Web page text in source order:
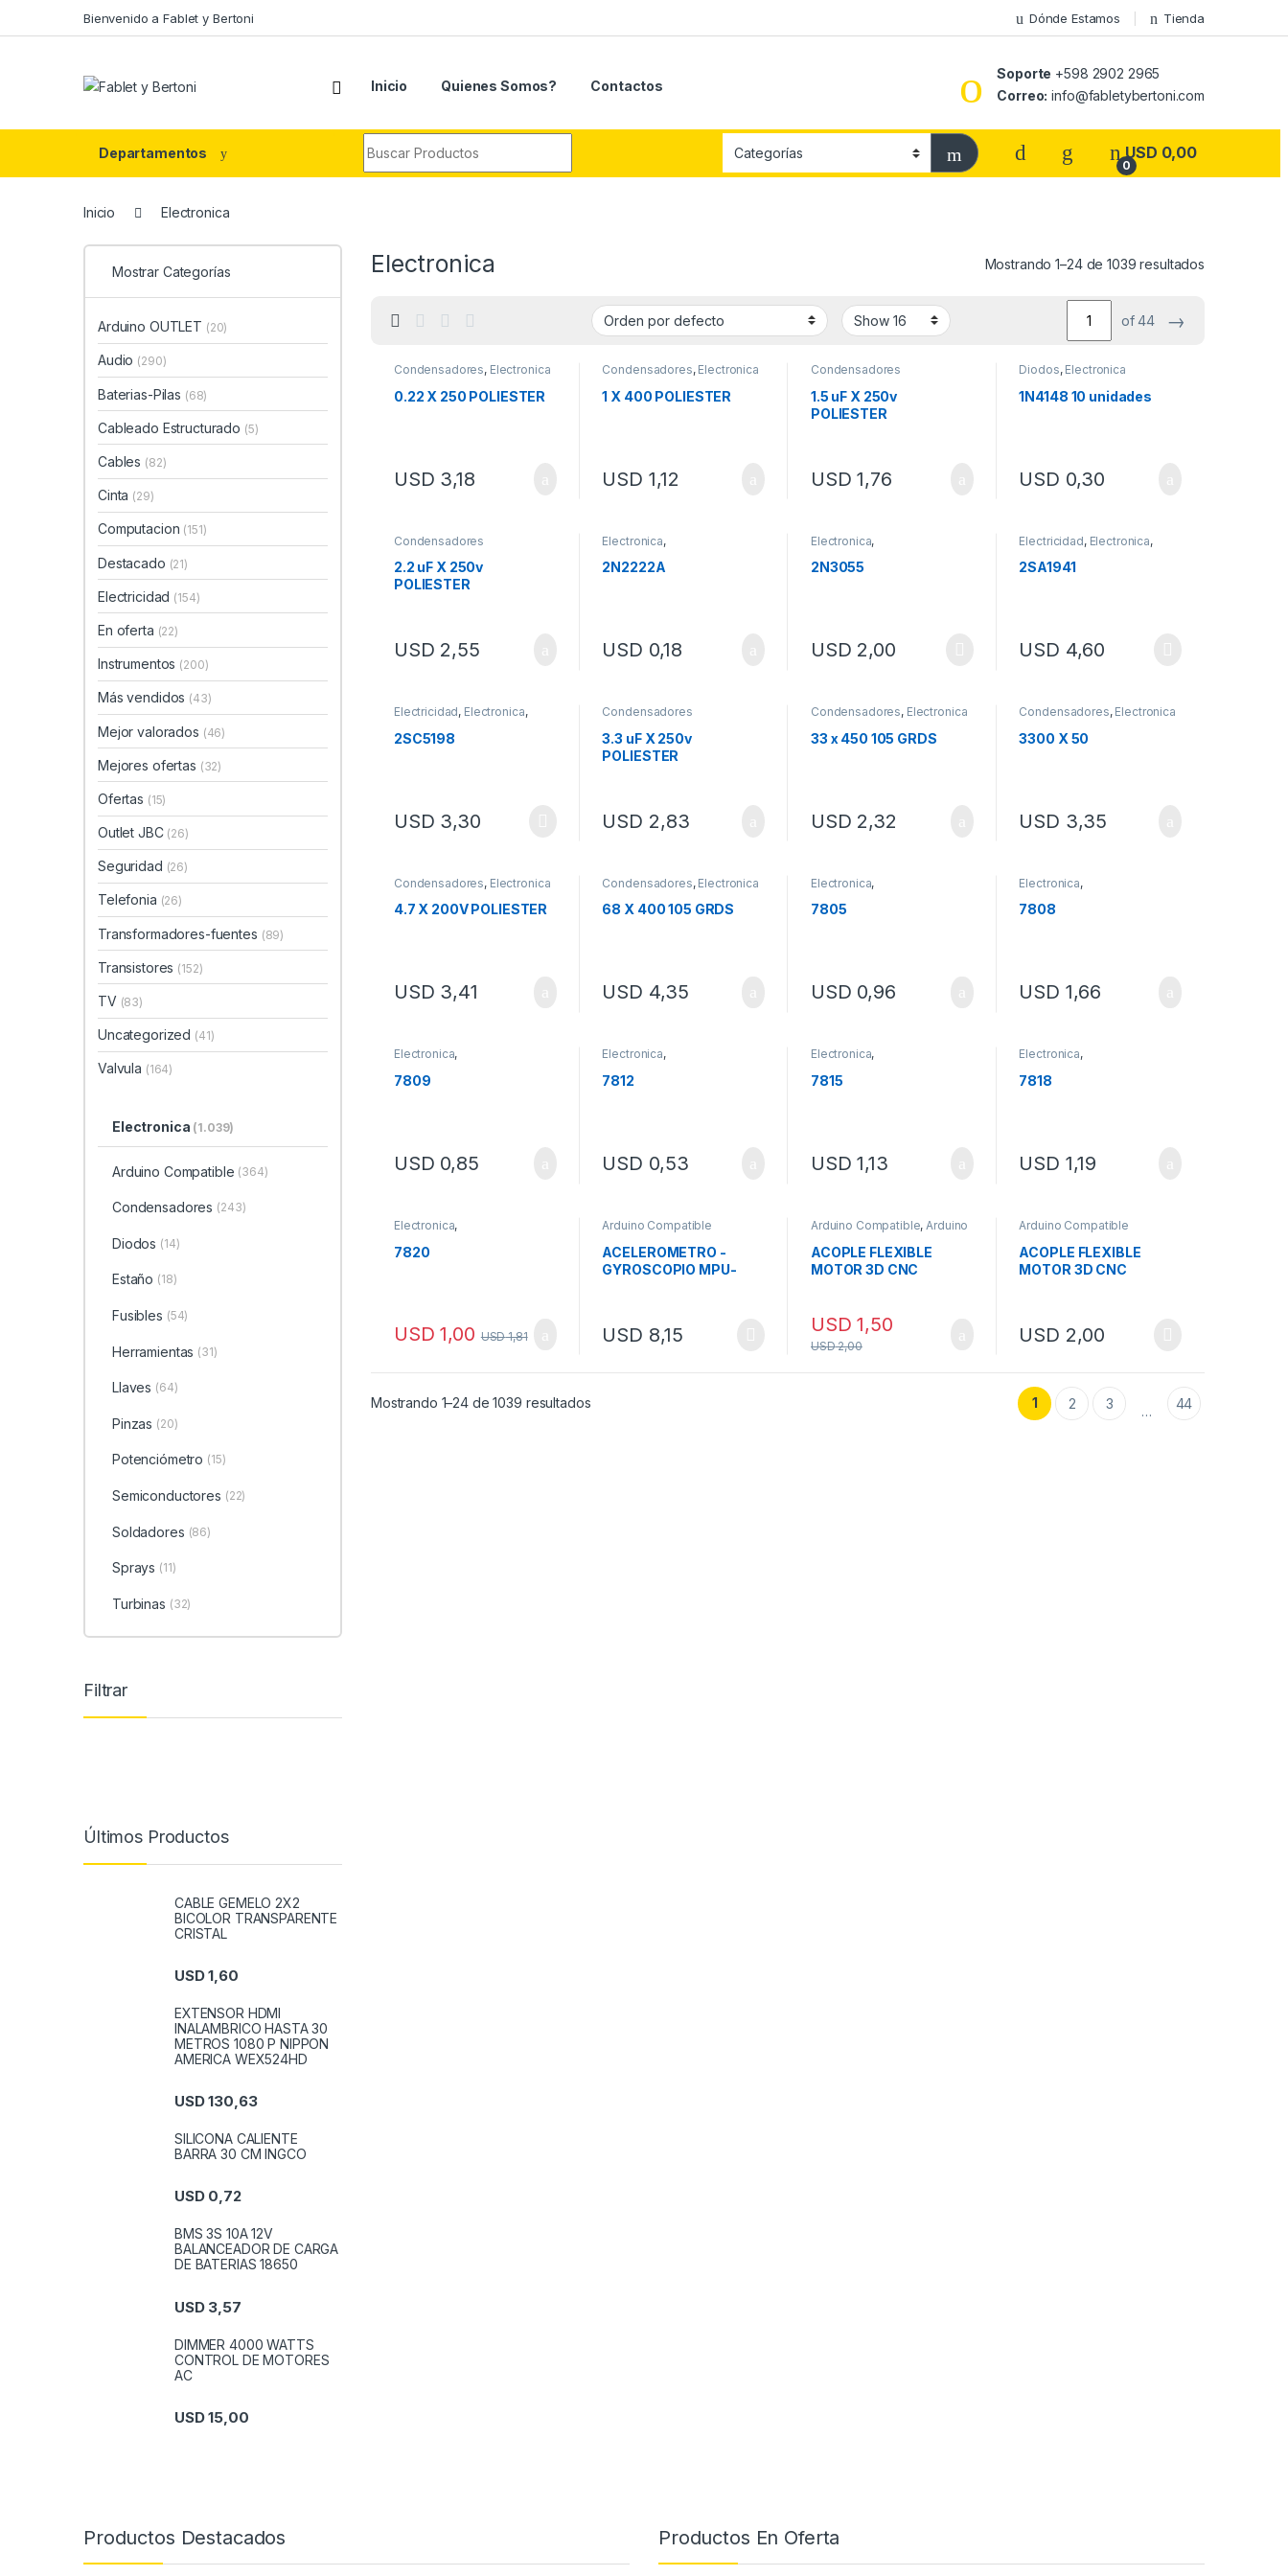
Bienvenido a Fablet y Bertoni Dónde Estamos Tienda
Inicio Quienes Somos? Contactos
Soporte +598 2902 2965
Correo: info@fabletybertoni.com
Departamentos
0
USD 0,00
Inicio Electronica
Electronica Mostrando 1–24 de 1039 resultados
of 44 →
Condensadores, Electronica
0.22 X 250 POLIESTER
USD 3,18
Condensadores, Electronica
1 X 400 POLIESTER
USD 1,12
Condensadores
1.5 uF X 250v
POLIESTER
USD 1,76
Diodos, Electronica
1N4148 10 unidades
USD 0,30
Condensadores
2.2 uF X 250v
POLIESTER
USD 2,55
Electronica,
2N2222A
USD 0,18
Electronica,
Transistores
2N3055
USD 2,00
Electricidad, Electronica,
2SA1941
USD 4,60
Electricidad, Electronica,
2SC5198
USD 3,30
Condensadores
3.3 uF X 250v
POLIESTER
USD 2,83
Condensadores, Electronica
33 x 450 105 GRDS
USD 2,32
Condensadores, Electronica
3300 X 50
USD 3,35
Condensadores, Electronica
4.7 X 200V POLIESTER
USD 3,41
Condensadores, Electronica
68 X 400 105 GRDS
USD 4,35
Electronica,
7805
USD 0,96
Electronica,
7808
USD 1,66
Electronica,
7809
USD 0,85
Electronica,
7812
USD 0,53
Electronica,
7815
USD 1,13
Electronica,
7818
USD 1,19
Electronica,
Transistores
7820
USD 1,00 USD1,81
Arduino Compatible
ACELEROMETRO -
GYROSCOPIO MPU-
USD 8,15
Arduino Compatible,Arduino
ACOPLE FLEXIBLE
MOTOR 3D CNC
USD 1,50
USD2,00
Arduino Compatible
ACOPLE FLEXIBLE
MOTOR 3D CNC
USD 2,00
Mostrando 1–24 de 1039 resultados 1 2 3 … 44
Mostrar Categorías
Arduino OUTLET (20)
Audio (290)
Baterias-Pilas (68)
Cableado Estructurado (5)
Cables (82)
Cinta (29)
Computacion (151)
Destacado (21)
Electricidad (154)
En oferta (22)
Instrumentos (200)
Más vendidos (43)
Mejor valorados (46)
Mejores ofertas (32)
Ofertas (15)
Outlet JBC (26)
Seguridad (26)
Telefonia (26)
Transformadores-fuentes (89)
Transistores (152)
TV (83)
Uncategorized (41)
Valvula (164)
Electronica (1.039)
Arduino Compatible (364)
Condensadores (243)
Diodos (14)
Estaño (18)
Fusibles (54)
Herramientas (31)
Llaves (64)
Pinzas (20)
Potenciómetro (15)
Semiconductores (22)
Soldadores (86)
Sprays (11)
Turbinas (32)
Filtrar
Últimos Productos
CABLE GEMELO 2X2
BICOLOR TRANSPARENTE
CRISTAL
USD1,60
EXTENSOR HDMI
INALAMBRICO HASTA 30
METROS 1080 P NIPPON
AMERICA WEX524HD
USD130,63
SILICONA CALIENTE
BARRA 30 CM INGCO
USD0,72
BMS 3S 10A 12V
BALANCEADOR DE CARGA
DE BATERIAS 18650
USD3,57
DIMMER 4000 WATTS
CONTROL DE MOTORES
AC
USD15,00
Productos Destacados Productos En Oferta